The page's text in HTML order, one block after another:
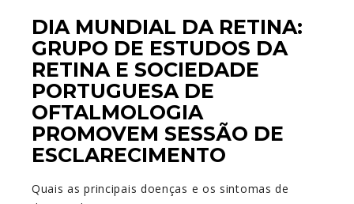
DIA MUNDIAL DA RETINA:
GRUPO DE ESTUDOS DA
RETINA E SOCIEDADE
PORTUGUESA DE
OFTALMOLOGIA
PROMOVEM SESSÃO DE
ESCLARECIMENTO
Quais as principais doenças e os sintomas de